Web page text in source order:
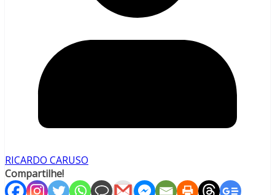
RICARDO CARUSO
Compartilhe!